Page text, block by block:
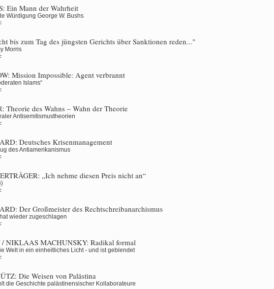
Ein Mann der Wahrheit
Würdigung George W. Bushs
bis zum Tag des jüngsten Gerichts über Sanktionen reden..."
Morris
Mission Impossible: Agent verbrannt
Islams“
Theorie des Wahns – Wahn der Theorie
Antisemitismustheorien
Deutsches Krisenmanagement
des Antiamerikanismus
„Ich nehme diesen Preis nicht an“
Der Großmeister des Rechtschreibanarchismus
wieder zugeschlagen
/ NIKLAAS MACHUNSKY: Radikal formal
Welt in ein einheitliches Licht - und ist geblendet
Die Weisen von Palästina
die Geschichte palästinensischer Kollaborateure